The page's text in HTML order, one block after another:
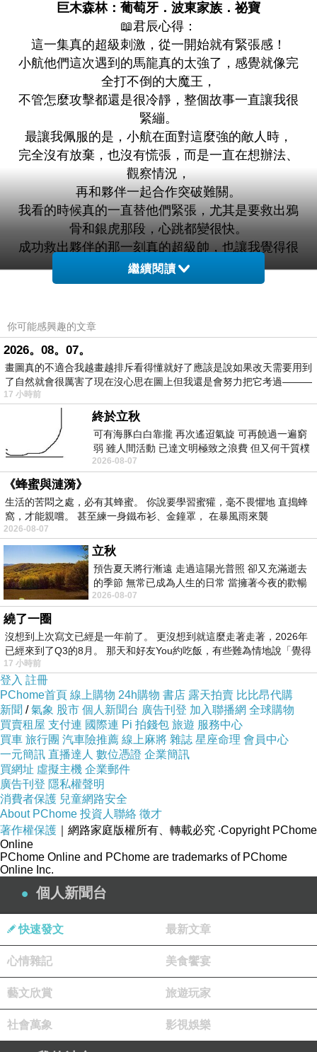
巨木森林：葡萄牙．波東家族．祕寶
📖君辰心得：
這一集真的超級刺激，從一開始就有緊張感！
小航他們這次遇到的馬龍真的太強了，感覺就像完
全打不倒的大魔王，
不管怎麼攻擊都還是很冷靜，整個故事一直讓我很
緊繃。
最讓我佩服的是，小航在面對這麼強的敵人時，
完全沒有放棄，也沒有慌張，而是一直在想辦法、
觀察情況，
再和夥伴一起合作突破難關。
我看的時候真的一直替他們緊張，尤其是要救出鴉
骨和銀虎那段，心跳都變很快。
成功救出夥伴的那一刻真的超級帥，也讓我覺得很
感動，好像一起完成任務一樣！
這一集也讓我學到很重要的一件事：遇到困難不要
而是要先冷靜下來想辦法，才有機會解決問題。
另外後面的「小航尋寶筆記」也讓我很驚喜，
原本我覺得葡萄牙歷史一定很難懂，但用故事方式
講之後變得很好理解，
還有益智關卡可以玩，真的有種自己在冒險的感
📖《X尋寶探險隊54》
奧利佛的遊樂場：美國．曼哈頓．籠中鳥
📖君辰心得：
這集超級緊張！
小航發現夥伴失蹤時，沒有慌張，而是立刻冷靜分
組去救人，這點真的很值得學習。
如果是我一定會先慌掉，所以我覺得小航很厲害，
遇到問題要先想方法，而不是只會害怕。
這次的反派奧利佛也很可怕，把大家困在自己設計
的遊樂場裡，每一關都像陷阱一樣，看得我一直替
他們緊張。
另外梅拉的身世真相也讓我印象很深，雖然有點難
過，但也讓我覺得，有朋友支持真的很重要。
看完我覺得：只要大家團結，就一定有辦法突破困
難！
📖《X尋寶探險隊53》
瘋狂的巴隆舞：峇里島．善與惡．狙擊手
📖君辰心得：
這一集讓我最震撼的就是「面具」的設定！
比比和瑪米亞戴上面具之後，整個人都變了，
不只是性格變化，甚至變成善與惡對立的角色，還
互相戰鬥，真的讓我看到超緊張。
我看的時候一直很希望他們趕快恢復正常，
因為原本明明是很好的夥伴，卻變成敵人，感覺很
難過。
繼續閱讀
你可能感興趣的文章
2026。08。07。
畫圖真的不適合我越畫越排斥看得懂就好了應該是說如果改天需要用到
了自然就會很厲害了現在沒心思在圖上但我還是會努力把它考過———
17 小時前
終於立秋
可有海豚白白靠攏 再次遙迢氣旋 可再饒過一遍窮
弱 雖人間活動 已達文明極致之浪費 但又何干質樸
者 只能白白陪葬
2026-08-07
《蜂蜜與漣漪》
生活的苦悶之處，必有其蜂蜜。 你說要學習蜜獾，毫不畏懼地 直搗蜂
窩，才能親嚐。 甚至練一身鐵布衫、金鐘罩， 在暴風雨來襲
2026-08-07
立秋
預告夏天將行漸遠 走過這陽光普照 卻又充滿逝去
的季節 無常已成為人生的日常 當擁著今夜的歡暢
舒心 轉眼驟成昨日 而明晨 太陽
2026-08-07
繞了一圈
沒想到上次寫文已經是一年前了。 更沒想到就這麼走著走著，2026年
已經來到了Q3的8月。 那天和好友You約吃飯，有些難為情地說「覺得
17 小時前
登入 註冊
PChome首頁 線上購物 24h購物 書店 露天拍賣 比比昂代購
新聞 /氣象 股市 個人新聞台 廣告刊登 加入聯播網 全球購物
買賣租屋 支付連 國際連 Pi 拍錢包 旅遊 服務中心
買車 旅行團 汽車險推薦 線上麻將 雜誌 星座命理 會員中心
一元簡訊 直播達人 數位憑證 企業簡訊
買網址 虛擬主機 企業郵件
廣告刊登 隱私權聲明
消費者保護 兒童網路安全
About PChome 投資人聯絡 徵才
著作權保護 ｜網路家庭版權所有、轉載必究 ‧Copyright PChome
Online
PChome Online and PChome are trademarks of PChome
Online Inc.
個人新聞台
快速發文 最新文章
心情雜記 美食饗宴
藝文欣賞 旅遊玩家
社會萬象 影視娛樂